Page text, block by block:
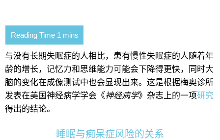
与没有长期失眠症的人相比，患有慢性失眠症的人随着年
龄的增长，记忆力和思维能力可能会下降得更快，同时大
脑的变化在成像测试中也会显现出来。这是根据梅奥诊所
发表在美国神经病学学会《神经病学》杂志上的一项研究
得出的结论。
睡眠与痴呆症风险的关系